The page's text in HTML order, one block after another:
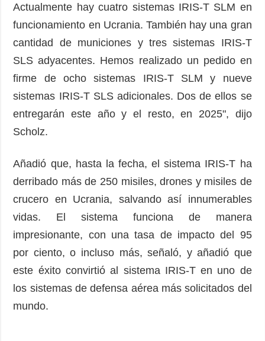
Actualmente hay cuatro sistemas IRIS-T SLM en
funcionamiento en Ucrania. También hay una gran
cantidad de municiones y tres sistemas IRIS-T
SLS adyacentes. Hemos realizado un pedido en
firme de ocho sistemas IRIS-T SLM y nueve
sistemas IRIS-T SLS adicionales. Dos de ellos se
entregarán este año y el resto, en 2025", dijo
Scholz.
Añadió que, hasta la fecha, el sistema IRIS-T ha
derribado más de 250 misiles, drones y misiles de
crucero en Ucrania, salvando así innumerables
vidas. El sistema funciona de manera
impresionante, con una tasa de impacto del 95
por ciento, o incluso más, señaló, y añadió que
este éxito convirtió al sistema IRIS-T en uno de
los sistemas de defensa aérea más solicitados del
mundo.